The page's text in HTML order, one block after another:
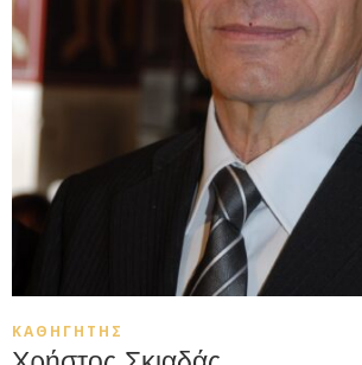
ΚΑΘΗΓΗΤΉΣ